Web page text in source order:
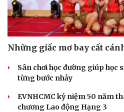
Những giấc mơ bay cất
Sân chơi học đường giúp học
từng bước nhảy
EVNHCMC kỷ niệm 50 năm
chương Lao động Hạng 3